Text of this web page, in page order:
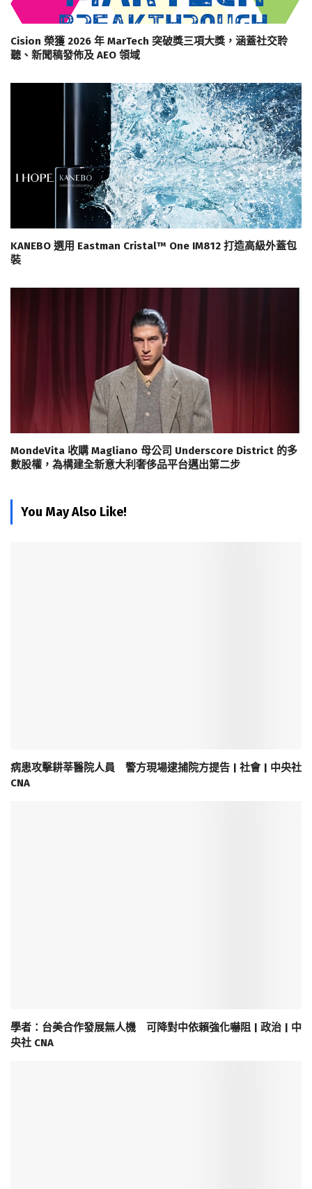
Cision 榮獲 2026 年 MarTech 突破獎三項大獎，涵蓋社交聆
聽、新聞稿發佈及 AEO 領域
KANEBO 選用 Eastman Cristal™ One IM812 打造高級外蓋包
裝
MondeVita 收購 Magliano 母公司 Underscore District 的多
數股權，為構建全新意大利奢侈品平台邁出第二步
You May Also Like!
病患攻擊耕莘醫院人員 警方現場逮捕院方提告 | 社會 | 中央社
CNA
學者：台美合作發展無人機 可降對中依賴強化嚇阻 | 政治 | 中
央社 CNA